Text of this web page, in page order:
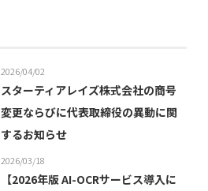
2026/04/02
スターティアレイズ株式会社の商号
変更ならびに代表取締役の異動に関
するお知らせ
2026/03/18
【2026年版 AI-OCRサービス導入に